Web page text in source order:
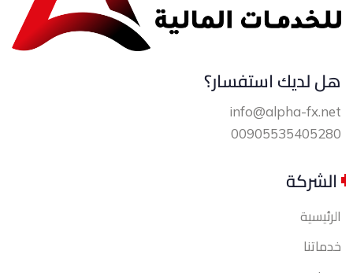
هل لديك استفسار؟
info@alpha-fx.net
00905535405280
الشركة
الرئيسية
خدماتنا